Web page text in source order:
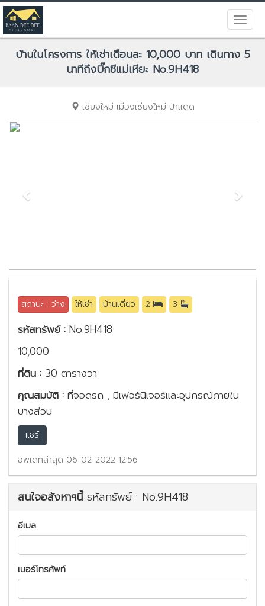
บ้านในโครงการ ให้เช่าเดือนละ 10,000 บาท เดินทาง 5
นาทีถึงบิ๊กซีแม่เหียะ No.9H418
เชียงใหม่ เมืองเชียงใหม่ ป่าแดด
สถานะ : ว่าง ให้เช่า บ้านเดี่ยว 2 3
รหัสทรัพย์ : No.9H418
10,000
ที่ดิน : 30 ตารางวา
คุณสมบัติ : ที่จอดรถ , มีเฟอร์นิเจอร์และอุปกรณ์ภายใน
บางส่วน
แชร์
อัพเดทล่าสุด 06-02-2022 12:56
สนใจอสังหาฯนี้รหัสทรัพย์ : No.9H418
อีเมล
เบอร์โทรศัพท์